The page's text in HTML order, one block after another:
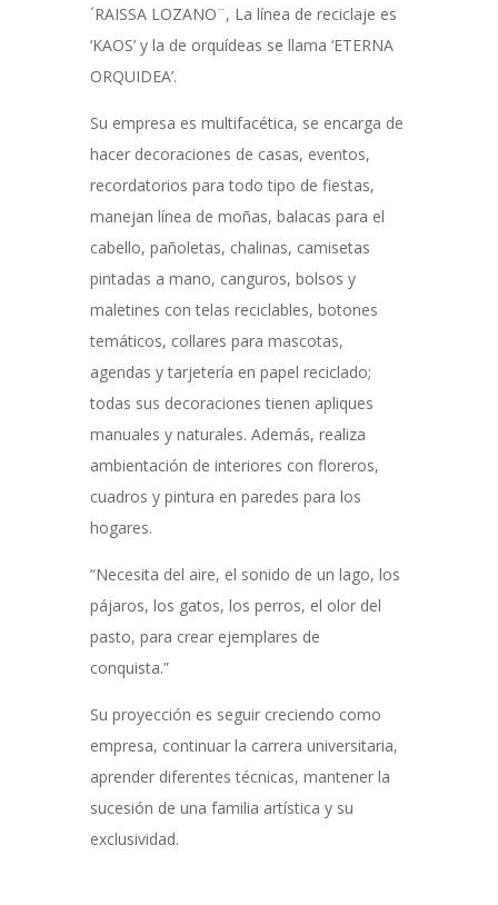
´RAISSA LOZANO¨, La línea de reciclaje es
‘KAOS’ y la de orquídeas se llama ‘ETERNA
ORQUIDEA’.
Su empresa es multifacética, se encarga de
hacer decoraciones de casas, eventos,
recordatorios para todo tipo de fiestas,
manejan línea de moñas, balacas para el
cabello, pañoletas, chalinas, camisetas
pintadas a mano, canguros, bolsos y
maletines con telas reciclables, botones
temáticos, collares para mascotas,
agendas y tarjetería en papel reciclado;
todas sus decoraciones tienen apliques
manuales y naturales. Además, realiza
ambientación de interiores con floreros,
cuadros y pintura en paredes para los
hogares.
“Necesita del aire, el sonido de un lago, los
pájaros, los gatos, los perros, el olor del
pasto, para crear ejemplares de
conquista.”
Su proyección es seguir creciendo como
empresa, continuar la carrera universitaria,
aprender diferentes técnicas, mantener la
sucesión de una familia artística y su
exclusividad.